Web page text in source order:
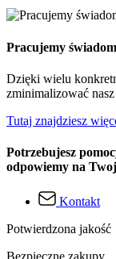
Pracujemy
Dzięki wielu
zminimalizować
Tutaj znajdziesz
Potrzebujesz
odpowiemy na
Kontakt
Potwierdzona jakość